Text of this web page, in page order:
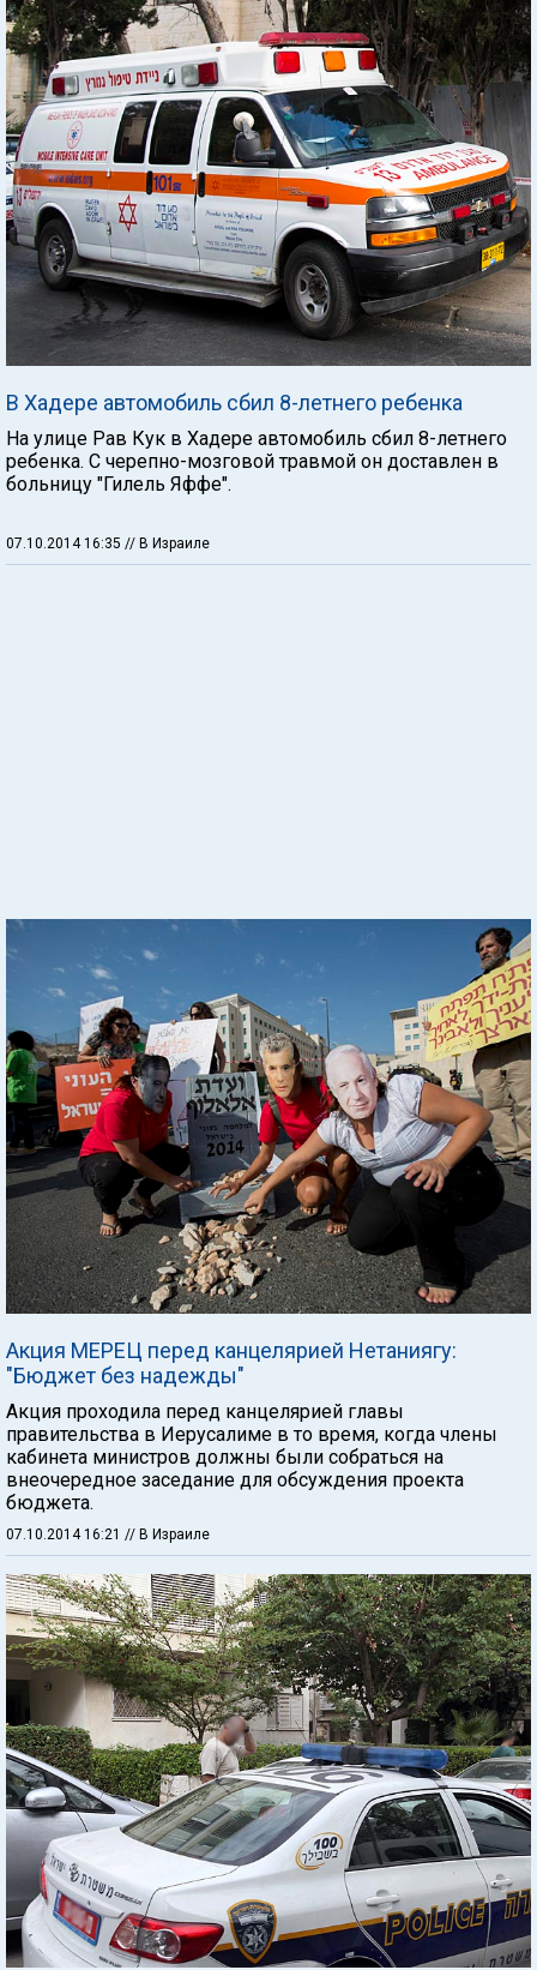
В Хадере автомобиль сбил 8-летнего ребенка
На улице Рав Кук в Хадере автомобиль сбил 8-летнего
ребенка. С черепно-мозговой травмой он доставлен в
больницу "Гилель Яффе".
07.10.2014 16:35 // В Израиле
Акция МЕРЕЦ перед канцелярией Нетаниягу:
"Бюджет без надежды"
Акция проходила перед канцелярией главы
правительства в Иерусалиме в то время, когда члены
кабинета министров должны были собраться на
внеочередное заседание для обсуждения проекта
бюджета.
07.10.2014 16:21 // В Израиле